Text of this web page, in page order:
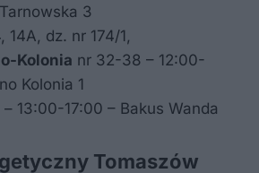
3
14A, dz. nr 174/1,
Kolonia nr 32-38 – 12:00-
Kolonia 1
– 13:00-17:00 – Bakus Wanda
Tomaszów